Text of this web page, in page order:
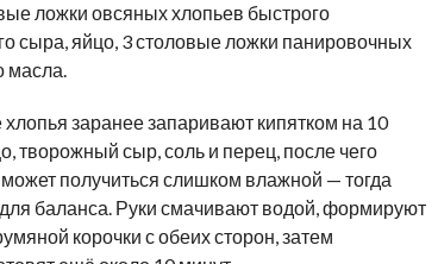
ложки овсяных хлопьев быстрого
сыра, яйцо, 3 столовые ложки панировочных
масла.
заранее запаривают кипятком на 10
творожный сыр, соль и перец, после чего
получиться слишком влажной — тогда
баланса. Руки смачивают водой, формируют
корочки с обеих сторон, затем